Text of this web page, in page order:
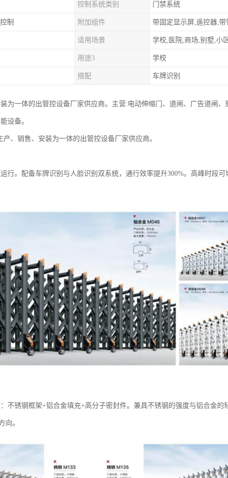
控制系统类别 门禁系统
制 附加组件 带固定显示屏,遥控器,带
适用场景 学校,医院,商场,别墅,小
用途3 学校
搭配 车牌识别
为一体的出管控设备厂家供应商。主营:电动伸缩门、道闸、广告道闸、
设备。
、销售、安装为一体的出管控设备厂家供应商。
行。配备车牌识别与人脸识别双系统，通行效率提升300%。高峰时段可
不锈钢框架+铝合金填充+高分子密封件。兼具不锈钢的强度与铝合金的
向。